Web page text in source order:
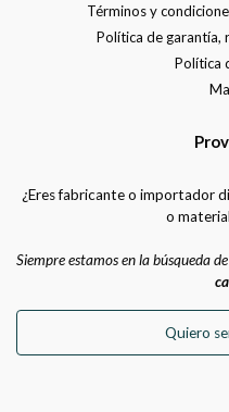
Términos y
Política de garantía,
Política
¿Eres fabricante o importador
o
Siempre estamos en la búsqueda
Quiero